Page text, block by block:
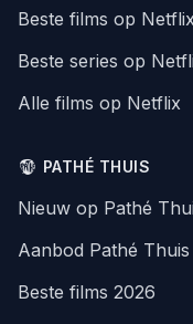
Beste films op Netflix
Beste series op
Alle films op Netflix
PATHÉ THUIS
Nieuw op Pathé
Aanbod Pathé Thuis
Beste films 2026